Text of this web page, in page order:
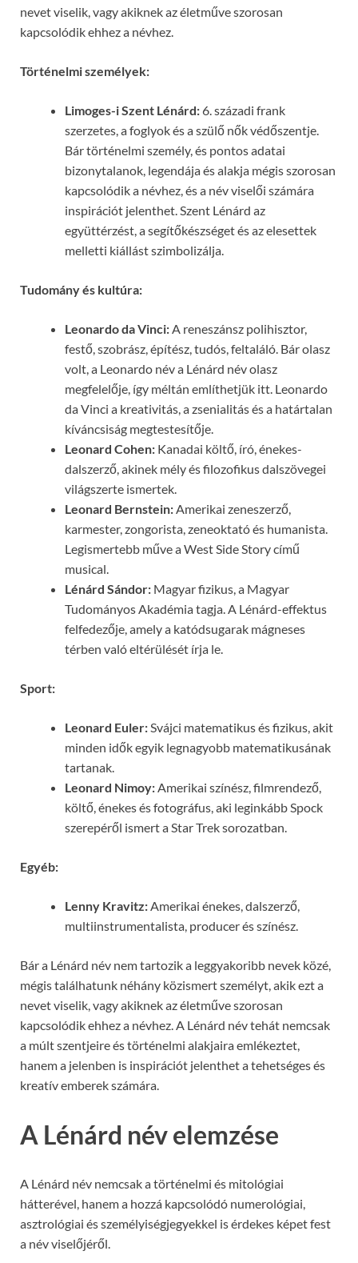
nevet viselik, vagy akiknek az életműve szorosan
kapcsolódik ehhez a névhez.
Történelmi személyek:
Limoges-i Szent Lénárd: 6. századi frank
szerzetes, a foglyok és a szülő nők védőszentje.
Bár történelmi személy, és pontos adatai
bizonytalanok, legendája és alakja mégis szorosan
kapcsolódik a névhez, és a név viselői számára
inspirációt jelenthet. Szent Lénárd az
együttérzést, a segítőkészséget és az elesettek
melletti kiállást szimbolizálja.
Tudomány és kultúra:
Leonardo da Vinci:A reneszánsz polihisztor,
festő, szobrász, építész, tudós, feltaláló. Bár olasz
volt, a Leonardo név a Lénárd név olasz
megfelelője, így méltán említhetjük itt. Leonardo
da Vinci a kreativitás, a zsenialitás és a határtalan
kíváncsiság megtestesítője.
Leonard Cohen: Kanadai költő, író, énekes-
dalszerző, akinek mély és filozofikus dalszövegei
világszerte ismertek.
Leonard Bernstein:Amerikai zeneszerző,
karmester, zongorista, zeneoktató és humanista.
Legismertebb műve a West Side Story című
musical.
Lénárd Sándor: Magyar fizikus, a Magyar
Tudományos Akadémia tagja. A Lénárd-effektus
felfedezője, amely a katódsugarak mágneses
térben való eltérülését írja le.
Sport:
Leonard Euler:Svájci matematikus és fizikus, akit
minden idők egyik legnagyobb matematikusának
tartanak.
Leonard Nimoy:Amerikai színész, filmrendező,
költő, énekes és fotográfus, aki leginkább Spock
szerepéről ismert a Star Trek sorozatban.
Egyéb:
Lenny Kravitz:Amerikai énekes, dalszerző,
multiinstrumentalista, producer és színész.
Bár a Lénárd név nem tartozik a leggyakoribb nevek közé,
mégis találhatunk néhány közismert személyt, akik ezt a
nevet viselik, vagy akiknek az életműve szorosan
kapcsolódik ehhez a névhez. A Lénárd név tehát nemcsak
a múlt szentjeire és történelmi alakjaira emlékeztet,
hanem a jelenben is inspirációt jelenthet a tehetséges és
kreatív emberek számára.
A Lénárd név elemzése
A Lénárd név nemcsak a történelmi és mitológiai
hátterével, hanem a hozzá kapcsolódó numerológiai,
asztrológiai és személyiségjegyekkel is érdekes képet fest
a név viselőjéről.